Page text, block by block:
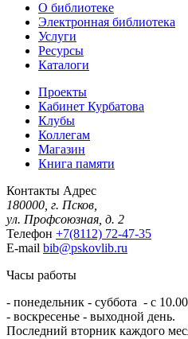
О библиотеке
Электронная библиотека
Услуги
Ресурсы
Каталоги
Проекты
Кабинет Курбатова
Клубы
Коллегам
Магазин
Книга памяти
Контакты Адрес
180000, г. Псков,
ул. Профсоюзная, д. 2
Телефон +7(8112) 72-47-35
E-mail bib@pskovlib.ru
Часы работы
- понедельник - суббота - с
- воскресенье - выходной день.
Последний вторник каждого